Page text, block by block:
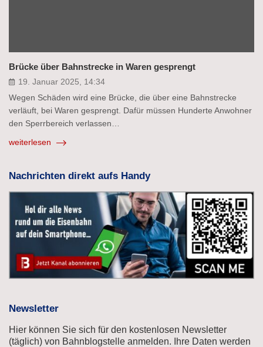
Brücke über Bahnstrecke in Waren gesprengt
19. Januar 2025, 14:34
Wegen Schäden wird eine Brücke, die über eine Bahnstrecke
verläuft, bei Waren gesprengt. Dafür müssen Hunderte Anwohner
den Sperrbereich verlassen…
weiterlesen
Nachrichten direkt aufs Handy
Newsletter
Hier können Sie sich für den kostenlosen Newsletter
(täglich) von Bahnblogstelle anmelden. Ihre Daten werden